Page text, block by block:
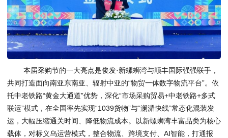
本届采购节的一大亮点是俊发·新螺蛳湾与顺丰国际强强联手，
共同打造面向南亚东南亚、辐射中亚的“物贸一体数字物流平台”。依
托中老铁路“黄金大通道”优势，深化“市场采购贸易+中老铁路+多式
联运”模式，在全国率先实现“1039货物”与“澜湄快线”常态化混装发
运，大幅压缩通关时间、降低物流成本。以新螺蛳湾丰富品类为核心
载体，对标义乌运营模式，整合物流、跨境支付、AI智能，打通报